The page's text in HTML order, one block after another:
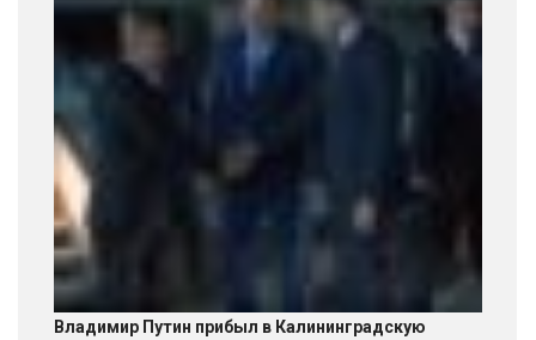
Владимир Путин прибыл в Калининградскую